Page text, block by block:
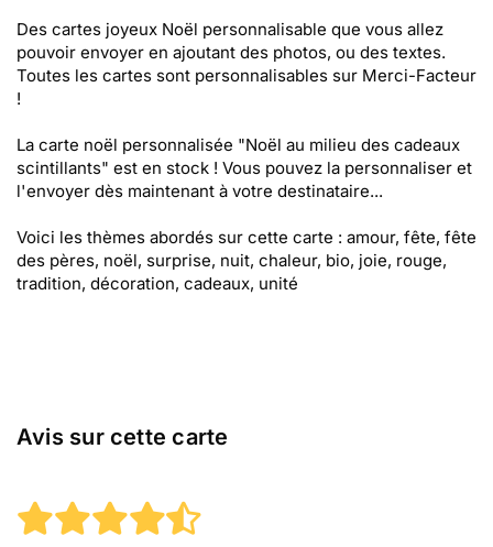
Des cartes joyeux Noël personnalisable que vous allez
pouvoir envoyer en ajoutant des photos, ou des textes.
Toutes les cartes sont personnalisables sur Merci-Facteur
!
La carte noël personnalisée "Noël au milieu des cadeaux
scintillants" est en stock ! Vous pouvez la personnaliser et
l'envoyer dès maintenant à votre destinataire...
Voici les thèmes abordés sur cette carte : amour, fête, fête
des pères, noël, surprise, nuit, chaleur, bio, joie, rouge,
tradition, décoration, cadeaux, unité
Avis sur cette carte